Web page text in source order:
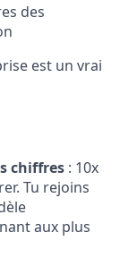
des
est un vrai
chiffres : 10x
Tu rejoins
aux plus